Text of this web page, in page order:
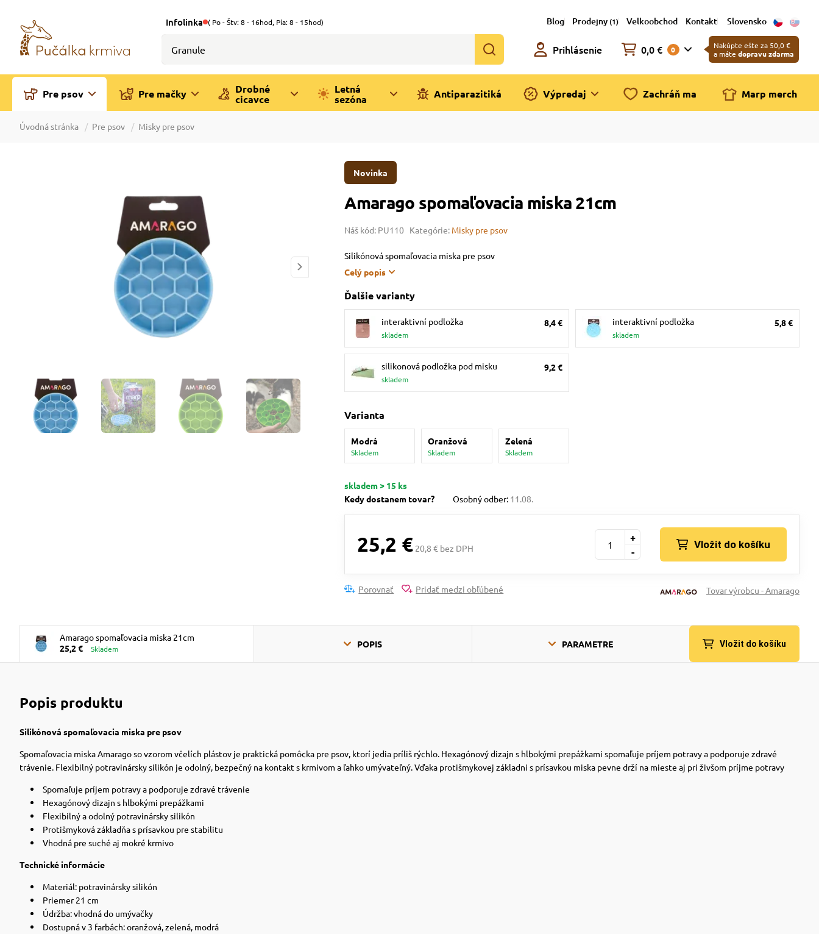
Infolinka ( Po - Štv: 8 - 16hod, Pia: 8 - 15hod) Blog Prodejny (1) Velkoobchod Kontakt Slovensko
Prihlásenie 0,0 € 0
Nakúpte ešte za 50,0 €
a máte dopravu zdarma
Pre psov Pre mačky
Drobné
cicavce
Letná
sezóna
Antiparazitiká Výpredaj Zachráň ma Marp merch
Úvodná stránka Pre psov Misky pre psov
Novinka
Amarago spomaľovacia miska 21cm
Náš kód: PU110 Kategórie: Misky pre psov
Silikónová spomaľovacia miska pre psov
Celý popis
Ďalšie varianty
interaktivní podložka
skladem
8,4 € interaktivní podložka
skladem
5,8 €
silikonová podložka pod misku
skladem
9,2 €
Varianta
Modrá
Skladem
Oranžová
Skladem
Zelená
Skladem
skladem > 15 ks
Kedy dostanem tovar?
Osobný odber: 11.08.
25,2 € 20,8 € bez DPH -
+
Vložit do košíku
Porovnať Pridať medzi obľúbené Tovar výrobcu - Amarago
Amarago spomaľovacia miska 21cm
25,2 €
Skladem POPIS PARAMETRE Vložit do košíku
Popis produktu
Silikónová spomaľovacia miska pre psov
Spomaľovacia miska Amarago so vzorom včelích plástov je praktická pomôcka pre psov, ktorí jedia príliš rýchlo. Hexagónový dizajn s hlbokými prepážkami spomaľuje príjem potravy a podporuje zdravé
trávenie. Flexibilný potravinársky silikón je odolný, bezpečný na kontakt s krmivom a ľahko umývateľný. Vďaka protišmykovej základni s prísavkou miska pevne drží na mieste aj pri živšom príjme potravy
Spomaľuje príjem potravy a podporuje zdravé trávenie
Hexagónový dizajn s hlbokými prepážkami
Flexibilný a odolný potravinársky silikón
Protišmyková základňa s prísavkou pre stabilitu
Vhodná pre suché aj mokré krmivo
Technické informácie
Materiál: potravinársky silikón
Priemer 21 cm
Údržba: vhodná do umývačky
Dostupná v 3 farbách: oranžová, zelená, modrá